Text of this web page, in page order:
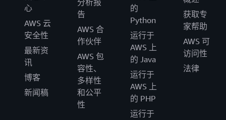
心
AWS 云
安全性
最新资
讯
博客
新闻稿
分析报
告
AWS 合
作伙伴
AWS 包
容性、
多样性
和公平
性
的
Python
运行于
AWS 上
的 Java
运行于
AWS 上
的 PHP
运行于
获取专
家帮助
AWS 可
访问性
法律